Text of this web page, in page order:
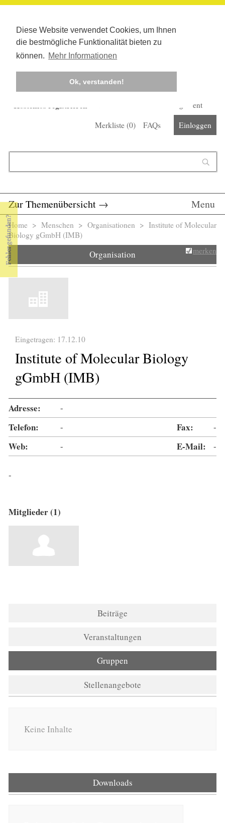
Diese Website verwendet Cookies, um Ihnen
die bestmögliche Funktionalität bieten zu
können. Mehr Informationen
Ok, verstanden!
Kostenlos registrieren
Corona-Management
Merkliste (0) FAQs Einloggen
Zur Themenübersicht → Menu
Sie sind hier
Home > Menschen > Organisationen > Institute of Molecular
Biology gGmbH (IMB)
Organisation merken
Eingetragen: 17.12.10
Institute of Molecular Biology
gGmbH (IMB)
Adresse: -
Telefon: - Fax: -
Web: - E-Mail: -
-
Mitglieder (1)
Beiträge
Veranstaltungen
Gruppen
Stellenangebote
Keine Inhalte
Downloads